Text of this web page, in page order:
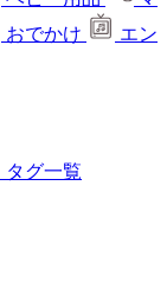
おでかけ
エン
タグ一覧